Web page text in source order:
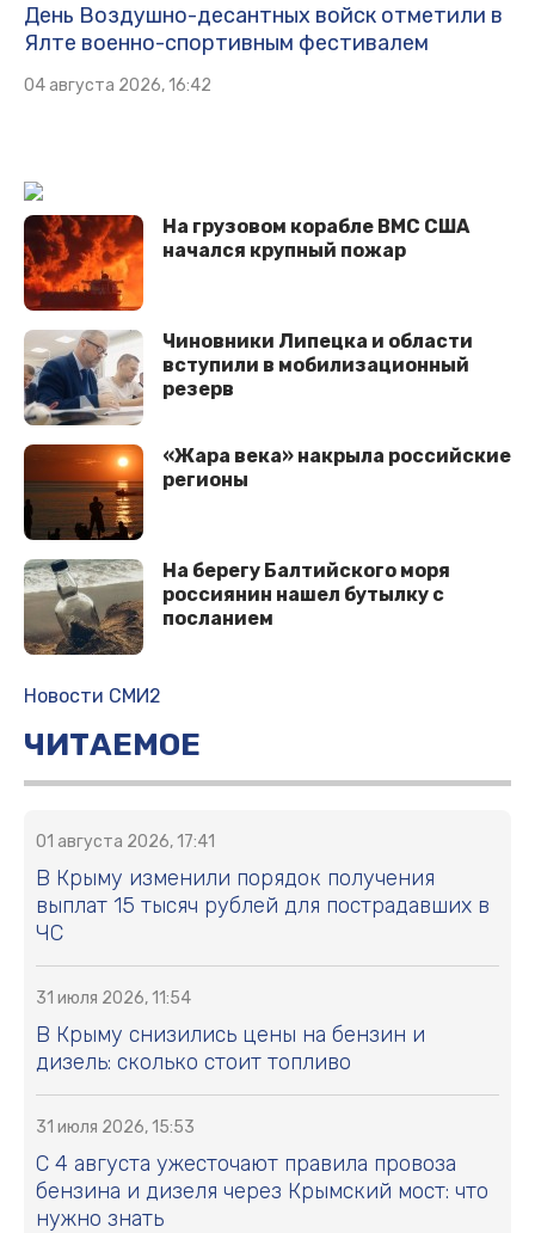
День Воздушно-десантных войск отметили в
Ялте военно-спортивным фестивалем
04 августа 2026, 16:42
На грузовом корабле ВМС США
начался крупный пожар
Чиновники Липецка и области
вступили в мобилизационный
резерв
«Жара века» накрыла российские
регионы
На берегу Балтийского моря
россиянин нашел бутылку с
посланием
Новости СМИ2
ЧИТАЕМОЕ
01 августа 2026, 17:41
В Крыму изменили порядок получения
выплат 15 тысяч рублей для пострадавших в
ЧС
31 июля 2026, 11:54
В Крыму снизились цены на бензин и
дизель: сколько стоит топливо
31 июля 2026, 15:53
С 4 августа ужесточают правила провоза
бензина и дизеля через Крымский мост: что
нужно знать